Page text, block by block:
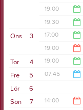
18:00
18:30
19:00
20:30
19:30
21:00
3
Ons 17:00
18:00
19:00
21:00
4
Tor 19:00
5
Fre 07:45
16:45
6
Lör
7
Sön 14:00